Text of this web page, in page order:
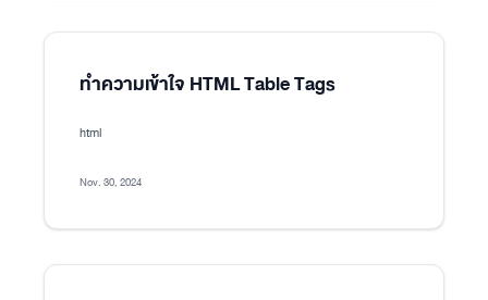
ทำความเข้าใจ HTML Table Tags
html
Nov. 30, 2024